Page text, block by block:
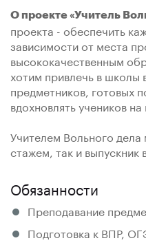
О проекте «Учитель
проекта - обеспечить
зависимости от места
высококачественным
хотим привлечь в
предметников, готовых
вдохновлять учеников
Учителем Вольного дела
стажем, так и выпускник
Обязанности
Преподавание
Подготовка к ВПР,